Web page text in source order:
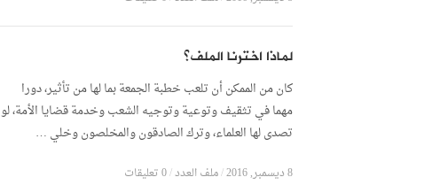
لماذا اخترنا الملف؟
كان من الممكن أن تلعب خطبة الجمعة بما لها من تأثير، دورا
مهما في تثقيف وتوعية وتوجيه الشعب وخدمة قضايا الأمة، لو
تصدى لها العلماء، وترك الصادقون والمخلصون وخلي …
8 ديسمبر, 2016 /ملف العدد/0 تعليقات